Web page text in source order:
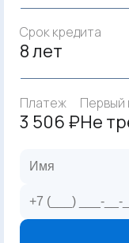
Срок кредита
8 лет
Платеж
3 506 ₽
Первый
Не